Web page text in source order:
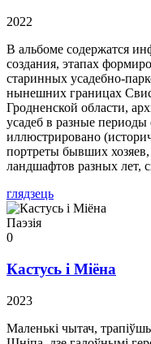
2022
В альбоме содержатся
создания, этапах
старинных усадебно-
нынешних границах
Гродненской области,
усадеб в разные
иллюстрировано
портреты бывших
ландшафтов разных лет,
глядзець
Паэзія
0
Кастусь і Міёна
2023
Маленькі чытач,